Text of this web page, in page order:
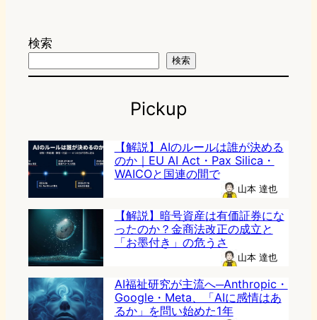
検索
検索
Pickup
【解説】AIのルールは誰が決める
のか｜EU AI Act・Pax Silica・
WAICOと国連の間で
山本 達也
【解説】暗号資産は有価証券にな
ったのか？金商法改正の成立と
「お墨付き」の危うさ
山本 達也
AI福祉研究が主流へ─Anthropic・
Google・Meta、「AIに感情はあ
るか」を問い始めた1年